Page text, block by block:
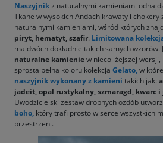
Naszyjnikz naturalnymi kamieniami
Tkane w wysokich Andach krawaty i chokery
naturalnymi kamieniami, wśród których
piryt, hematyt, szafir. Limitowana
ma dwóch dokładnie takich samych wzorów.
naturalne kamieniew nieco lżejszej
sprosta pełna koloru kolekcja Gelato,w
naszyjnikwykonany z kamieni takich jak:
jadeit, opal rustykalny, szmaragd, kwarc
Uwodzicielski zestaw drobnych ozdób
boho, który trafi prosto w serce wszystkich
przestrzeni.